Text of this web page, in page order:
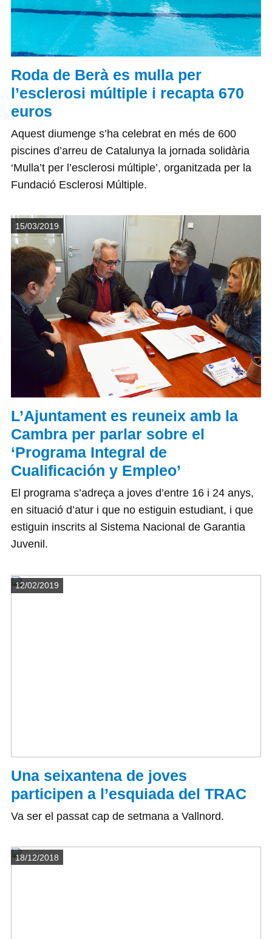
Roda de Berà es mulla per
l’esclerosi múltiple i recapta 670
euros
Aquest diumenge s’ha celebrat en més de 600
piscines d’arreu de Catalunya la jornada solidària
‘Mulla’t per l’esclerosi múltiple’, organitzada per la
Fundació Esclerosi Múltiple.
L’Ajuntament es reuneix amb la
Cambra per parlar sobre el
‘Programa Integral de
Cualificación y Empleo’
Detalls
15/03/2019
El programa s’adreça a joves d’entre 16 i 24 anys,
en situació d’atur i que no estiguin estudiant, i que
estiguin inscrits al Sistema Nacional de Garantia
Juvenil.
Una seixantena de joves
participen a l’esquiada del TRAC
Detalls
12/02/2019
Va ser el passat cap de setmana a Vallnord.
Detalls
18/12/2018